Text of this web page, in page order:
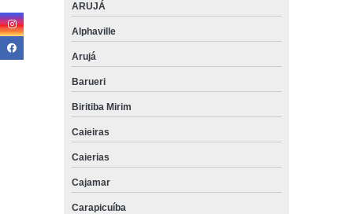
ARUJÁ
Alphaville
Arujá
Barueri
Biritiba Mirim
Caieiras
Caierias
Cajamar
Carapicuíba